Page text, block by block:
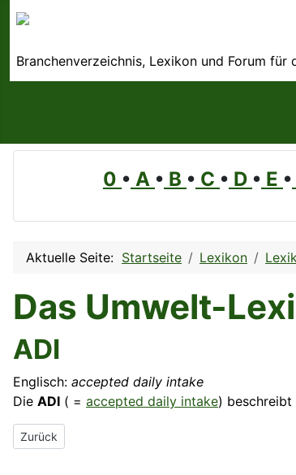
Branchenverzeichnis, Lexikon und Forum für
0 • A • B • C • D • E •
Aktuelle Seite: Startseite Lexikon
Das Umwelt-
ADI
Englisch: accepted daily intake
Die ADI ( = accepted daily intake) beschreibt
Vorheriger Beitrag: Adenosintriphosphat
Zurück